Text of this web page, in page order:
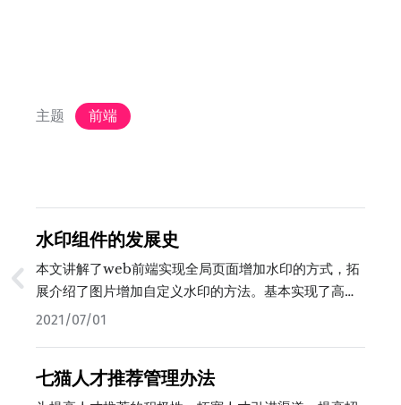
主题 前端
水印组件的发展史
本文讲解了web前端实现全局页面增加水印的方式，拓
展介绍了图片增加自定义水印的方法。基本实现了高安
全度的水印，保证了页面数据的安全性。…
2021/07/01
七猫人才推荐管理办法